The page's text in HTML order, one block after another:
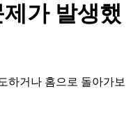
가 발생했
하거나 홈으로 돌아가보